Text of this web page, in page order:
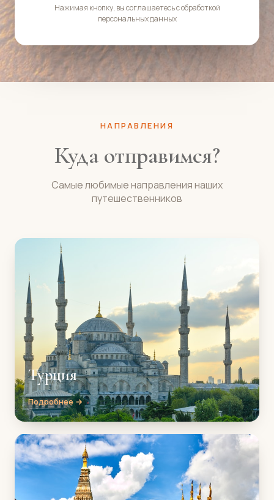
Нажимая кнопку, вы соглашаетесь с обработкой
персональных данных
НАПРАВЛЕНИЯ
Куда отправимся?
Самые любимые направления наших
путешественников
Турция
Подробнее →